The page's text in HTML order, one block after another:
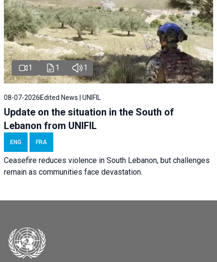
1 1 1
08-07-2026 Edited News | UNIFIL
Update on the situation in the South of
Lebanon from UNIFIL
ENG FRA
Ceasefire reduces violence in South Lebanon, but challenges
remain as communities face devastation.